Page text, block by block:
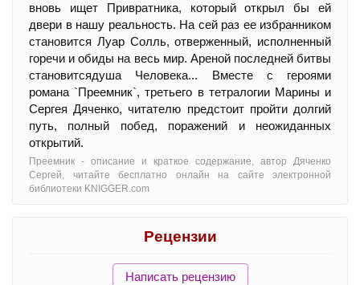
вновь ищет Привратника, который открыл бы ей
двери в нашу реальность. На сей раз ее избранником
становится Луар Солль, отверженный, исполненный
горечи и обиды на весь мир. Ареной последней битвы
становитсядуша Человека... Вместе с героями
романа `Преемник`, третьего в тетралогии Марины и
Сергея Дяченко, читателю предстоит пройти долгий
путь, полный побед, поражений и неожиданных
открытий.
Преемник - oписание и краткое содержание, автор Дяченко
Сергей, читайте бесплатно онлайн на сайте электронной
библиотеки KNIGGER.com
Рецензии
Написать рецензию